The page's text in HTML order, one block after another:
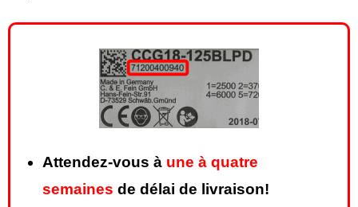
Attendez-vous à une à quatre
semaines de délai de livraison!